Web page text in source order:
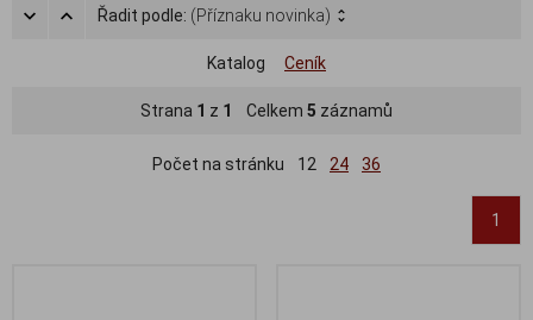
Řadit podle: (Příznaku novinka)
Katalog Ceník
Strana 1 z 1 Celkem 5 záznamů
Počet na stránku 12 24 36
1